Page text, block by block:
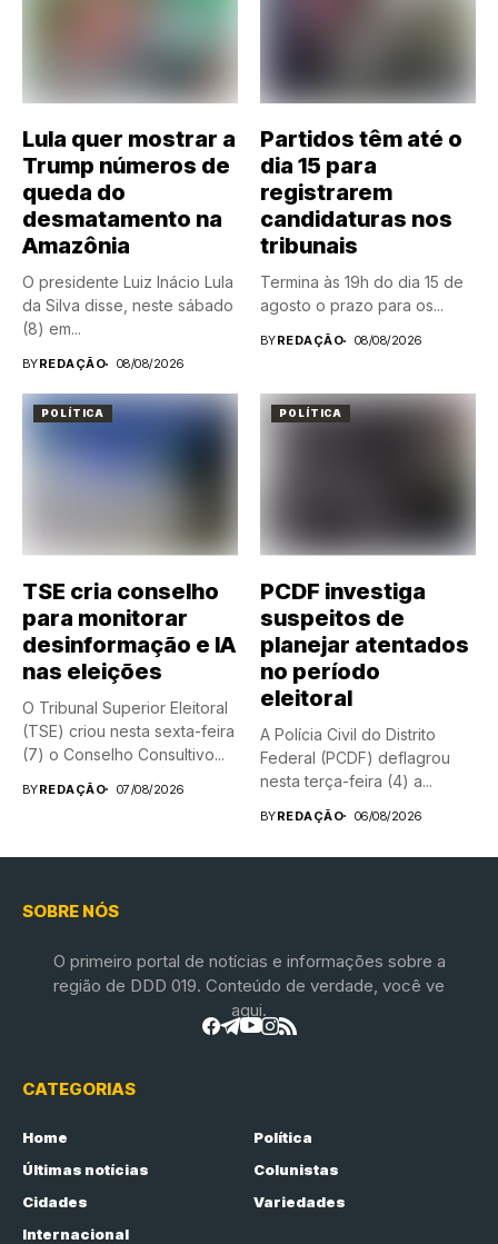
Lula quer mostrar a
Trump números de
queda do
desmatamento na
Amazônia
O presidente Luiz Inácio Lula
da Silva disse, neste sábado
(8) em...
BYREDAÇÃO 08/08/2026
Partidos têm até o
dia 15 para
registrarem
candidaturas nos
tribunais
Termina às 19h do dia 15 de
agosto o prazo para os...
BYREDAÇÃO 08/08/2026
POLÍTICA
TSE cria conselho
para monitorar
desinformação e IA
nas eleições
O Tribunal Superior Eleitoral
(TSE) criou nesta sexta-feira
(7) o Conselho Consultivo...
BYREDAÇÃO 07/08/2026
POLÍTICA
PCDF investiga
suspeitos de
planejar atentados
no período
eleitoral
A Polícia Civil do Distrito
Federal (PCDF) deflagrou
nesta terça-feira (4) a...
BYREDAÇÃO 06/08/2026
SOBRE NÓS
O primeiro portal de notícias e informações sobre a
região de DDD 019. Conteúdo de verdade, você ve
aqui.
CATEGORIAS
Home
Política
Últimas notícias
Colunistas
Cidades
Variedades
Internacional